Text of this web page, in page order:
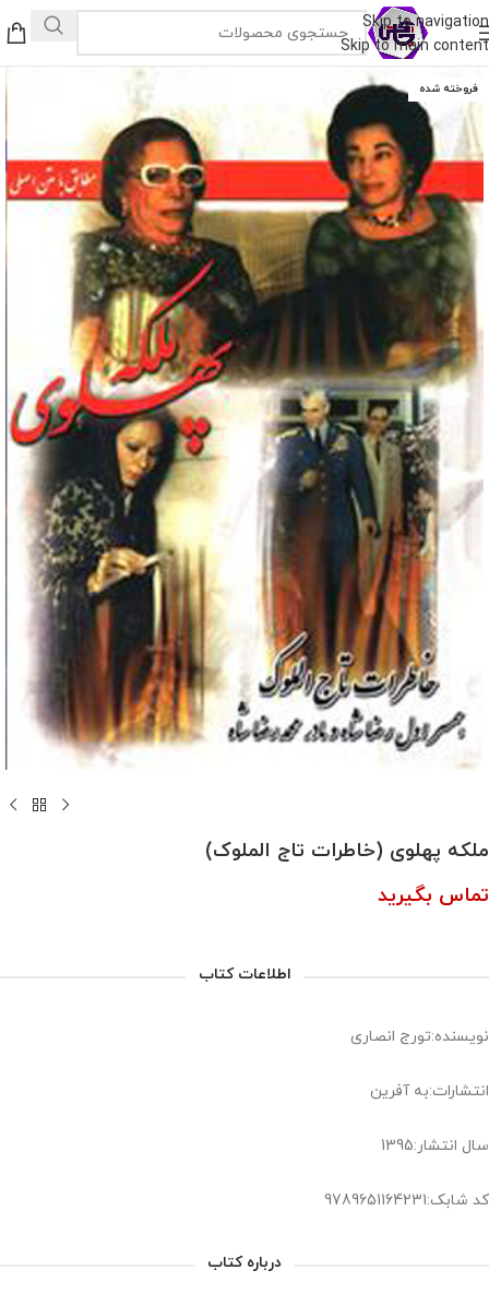
Skip to navigation
Skip to main content
فروخته شده
ملکه پهلوی (خاطرات تاج الملوک)
تماس بگیرید
اطلاعات کتاب
نویسنده:تورج انصاری
انتشارات:به آفرین
سال انتشار:1395
کد شابک:9789651164231
درباره کتاب